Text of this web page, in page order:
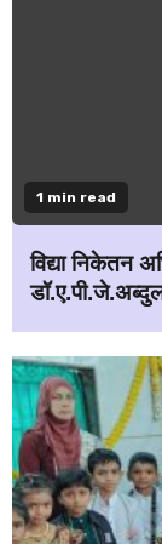
1 min read
विद्या निकेतन